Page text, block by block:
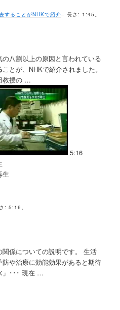
することがNHKで紹介– 長さ: 1:45。
八割以上の原因と言われている
ことが、NHKで紹介されました。
教授の …
5:16
生
: 5:16。
関係についての説明です。 生活
や治療に効能効果があると期待
」･･･ 現在 …